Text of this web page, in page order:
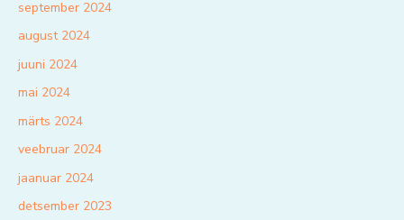
september 2024
august 2024
juuni 2024
mai 2024
märts 2024
veebruar 2024
jaanuar 2024
detsember 2023